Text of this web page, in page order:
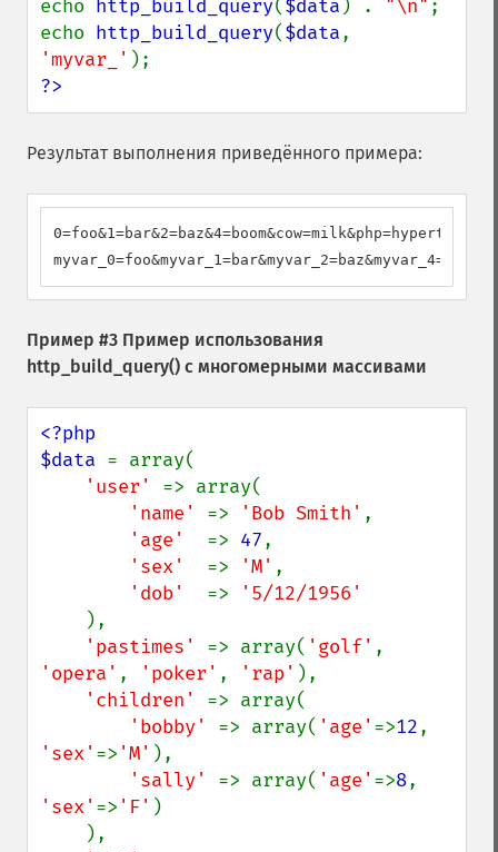
echo http_build_query( $data ) . "\n" ;
echo http_build_query($data
'myvar_'
?>
Результат выполнения приведённого примера:
Пример #3 Пример использования
http_build_query() с многомерными массивами
<?php
$data = array(
'user' => array(
'name' => 'Bob Smith' ,
'age' => 47,
'sex' => 'M' ,
'dob' =>
'5/12/1956'
),
'pastimes' => array( 'golf'
'opera' , 'poker' , 'rap' ),
'children' => array(
'bobby' => array( 'age' =>12
'sex' => 'M' ),
'sally' => array( 'age' =>8
'sex' => 'F' )